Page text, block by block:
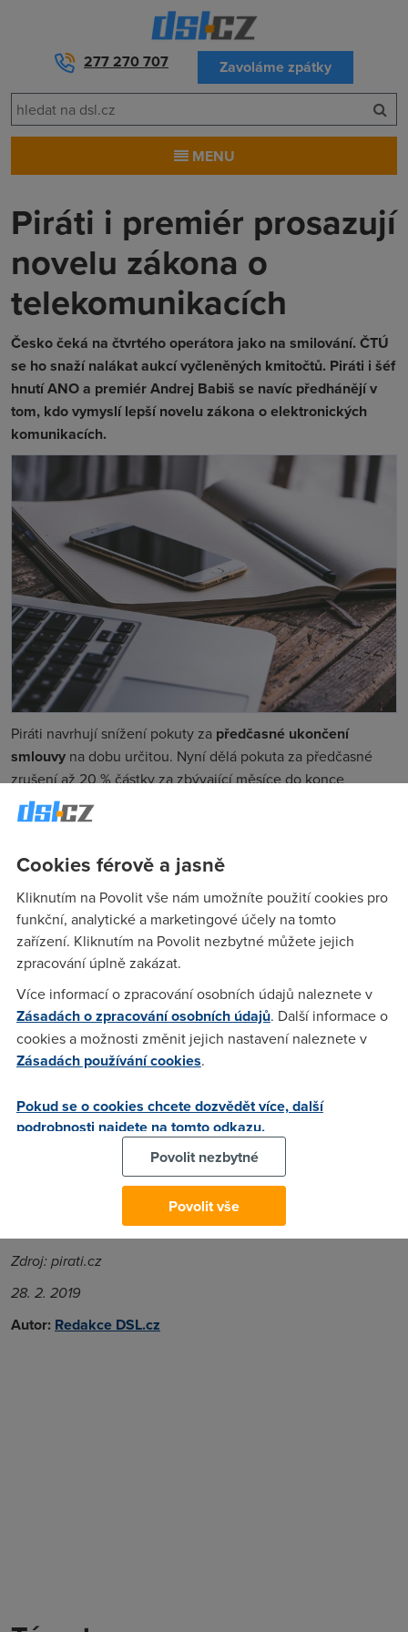
277 270 707 Zavoláme zpátky
MENU
Piráti i premiér prosazují
novelu zákona o
telekomunikacích
Česko čeká na čtvrtého operátora jako na smilování. ČTÚ
se ho snaží nalákat aukcí vyčleněných kmitočtů. Piráti i šéf
hnutí ANO a premiér Andrej Babiš se navíc předhánějí v
tom, kdo vymyslí lepší novelu zákona o elektronických
komunikacích.
Piráti navrhují snížení pokuty za předčasné ukončení
smlouvy na dobu určitou. Nyní dělá pokuta za předčasné
zrušení až 20 % částky za zbývající měsíce do konce
paušálu. Piráti ale navrhují, aby to bylo
částky.
Politická strana taky ale navrhuje, aby se zkrátila
přenosu čísla k jinému operátorovi. Teď můžete číslo
provozovat u někoho jiného za 10 dní. Novela by však měla
navrhovatzkrátcení této doby na 2 dny, to ale není zatím
jisté.
Andrej Babiš má taky vlastní představu
zákon o telekomunikaci. Podle tiskové konference, kterou
uspořádal, chce taky zkrátit dobu přenosu čísla, navíc taky
to, že nebudete už musetse svým starým operátoremnic
řešit, všechno zařídíte u toho nového.
Co se týče smluv na dobu určitou a odstoupení od nich, má
ještě smělejší návrh, a to ten, že bystenemuseli platit
, stačilo by být u operátora alespoň 3 měsíce.
Lépe by na tom měli být i živnostníci. Novela už dokonce
prošla prvním čtením, teď má před sebou celý
schvalovací proces. Vypadá to ale, že schvalování bude
Zdroj: pirati.cz
28. 2. 2019
Autor: Redakce DSL.cz
Cookies férově a jasně
Kliknutím na Povolit vše nám umožníte použití cookies pro
funkční, analytické a marketingové účely na tomto
zařízení. Kliknutím na Povolit nezbytné můžete jejich
zpracování úplně zakázat.
Více informací o zpracování osobních údajů naleznete v
Zásadách o zpracování osobních údajů. Další informace o
cookies a možnosti změnit jejich nastavení naleznete v
Zásadách používání cookies.
Pokud se o cookies chcete dozvědět více, další
podrobnosti najdete na tomto odkazu.
Povolit nezbytné
Povolit vše